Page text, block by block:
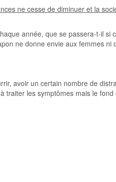
ne cesse de diminuer et la
année, que se passera-t-il si
ne donne envie aux femmes ni
avoir un certain nombre de
traiter les symptômes mais le